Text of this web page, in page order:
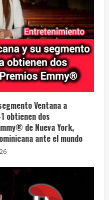
Ventana a
obtienen dos
de Nueva York,
ante el mundo